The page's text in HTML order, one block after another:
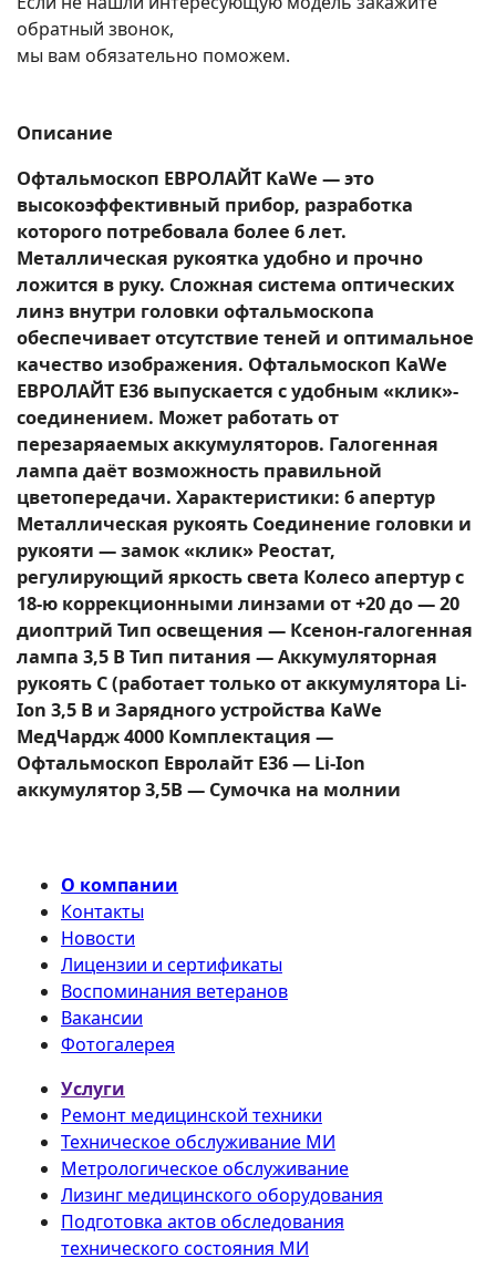
обратный звонок,
мы вам обязательно поможем.
Описание
Офтальмоскоп EВРОЛАЙТ KaWe — это
высокоэффективный прибор, разработка
которого потребовала более 6 лет.
Металлическая рукоятка удобно и прочно
ложится в руку. Сложная система оптических
линз внутри головки офтальмоскопа
обеспечивает отсутствие теней и оптимальное
качество изображения. Офтальмоскоп KaWe
EВРОЛАЙТ E36 выпускается с удобным «клик»-
соединением. Может работать от
перезаряаемых аккумуляторов. Галогенная
лампа даёт возможность правильной
цветопередачи. Характеристики: 6 апертур
Металлическая рукоять Cоединение головки и
рукояти — замок «клик» Реостат,
регулирующий яркость света Колесо апертур с
18-ю коррекционными линзами от +20 до — 20
диоптрий Тип освещения — Ксенон-галогенная
лампа 3,5 В Тип питания — Аккумуляторная
рукоять С (работает только от аккумулятора Li-
Ion 3,5 В и Зарядного устройства KaWe
МедЧардж 4000 Комплектация —
Офтальмоскоп Евролайт Е36 — Li-Ion
аккумулятор 3,5В — Сумочка на молнии
О компании
Контакты
Новости
Лицензии и сертификаты
Воспоминания ветеранов
Вакансии
Фотогалерея
Услуги
Ремонт медицинской техники
Техническое обслуживание МИ
Метрологическое обслуживание
Лизинг медицинского оборудования
Подготовка актов обследования
технического состояния МИ